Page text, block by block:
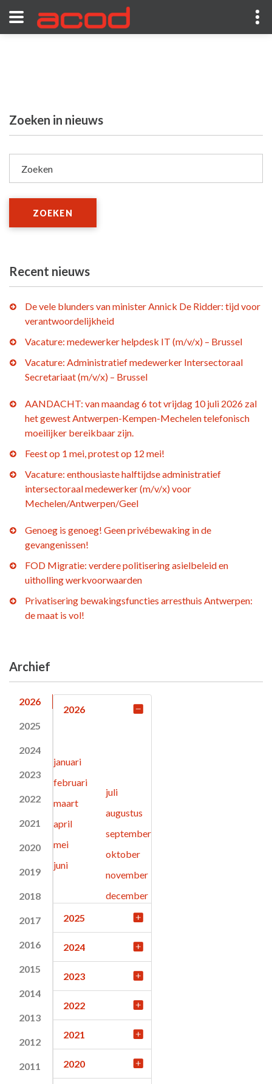
Zoeken in nieuws
Zoeken
ZOEKEN
Recent nieuws
De vele blunders van minister Annick De Ridder: tijd voor
verantwoordelijkheid
Vacature: medewerker helpdesk IT (m/v/x) – Brussel
Vacature: Administratief medewerker Intersectoraal
Secretariaat (m/v/x) – Brussel
AANDACHT: van maandag 6 tot vrijdag 10 juli 2026 zal
het gewest Antwerpen-Kempen-Mechelen telefonisch
moeilijker bereikbaar zijn.
Feest op 1 mei, protest op 12 mei!
Vacature: enthousiaste halftijdse administratief
intersectoraal medewerker (m/v/x) voor
Mechelen/Antwerpen/Geel
Genoeg is genoeg! Geen privébewaking in de
gevangenissen!
FOD Migratie: verdere politisering asielbeleid en
uitholling werkvoorwaarden
Privatisering bewakingsfuncties arresthuis Antwerpen:
de maat is vol!
Archief
2026
2025
2024
2023
2022
2021
2020
2019
2018
2017
2016
2015
2014
2013
2012
2011
2026
januari
februari
maart
april
mei
juni
juli
augustus
september
oktober
november
december
2025
2024
2023
2022
2021
2020